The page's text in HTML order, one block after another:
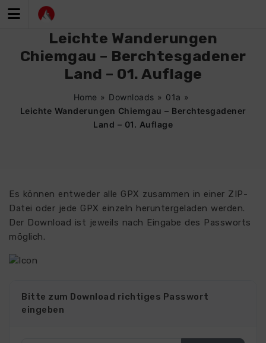
Inhalt
Leichte Wanderungen
Chiemgau – Berchtesgadener
Land – 01. Auflage
Home » Downloads » 01a »
Leichte Wanderungen Chiemgau – Berchtesgadener
Land – 01. Auflage
Es können entweder alle GPX zusammen in einer ZIP-
Datei oder jede GPX einzeln heruntergeladen werden.
Der Download ist jeweils nach Eingabe des Passworts
möglich.
Bitte zum Download richtiges Passwort
eingeben